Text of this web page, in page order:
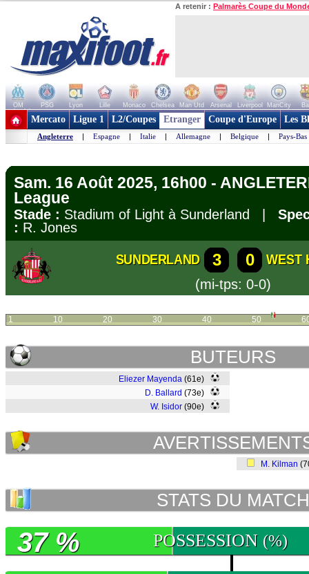
A retenir : Palmarès Coupe du
OM PSG Lyon Lille Monaco Chelsea Man Utd Arsenal Liverpool ManCity
+ de clubs
Mercato Ligue 1 L2/Coupes Etranger Coupe d'Europe Les
Angleterre | Espagne | Italie | Allemagne | Belgique | Pays-Bas
Sam. 16 Août 2025, 16h00 -
League
Stade : Stadium of Light à Sunderland |
: R. Jones
SUNDERLAND 3 0
WEST
(mi-tps: 0-0)
1 10 20 30 40 50
BUTEURS
Eliezer Mayenda (61e)
D. Ballard (73e)
W. Isidor (90e)
M. Kilman
STATS DU MATCH
POSSESSION (%)
37 %